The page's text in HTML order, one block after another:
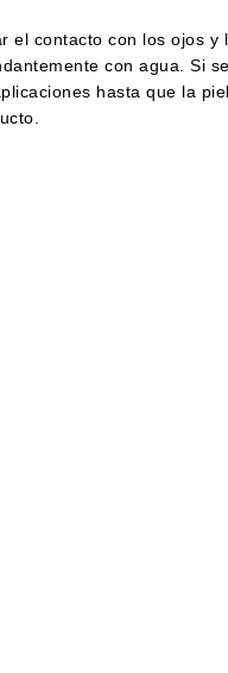
el contacto con los ojos
con agua. Si
hasta que la